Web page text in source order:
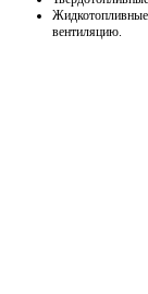
вентиляцию.